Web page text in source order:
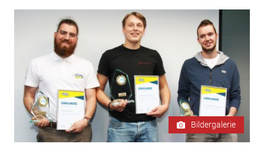
Bildergalerie